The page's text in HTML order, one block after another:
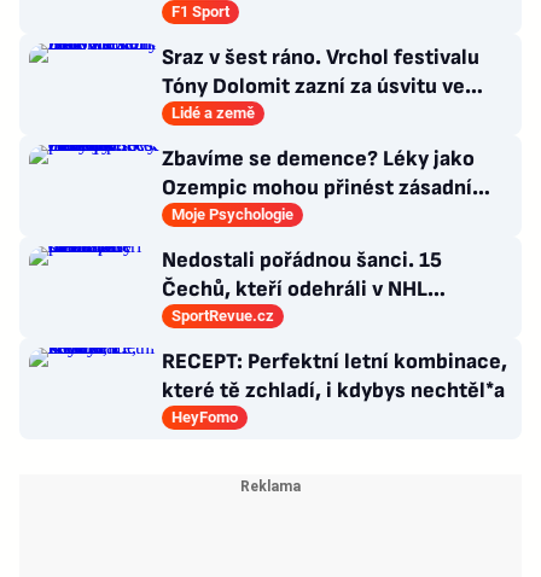
chlazením
F1 Sport
Sraz v šest ráno. Vrchol festivalu
Tóny Dolomit zazní za úsvitu ve
3000 metrech
Lidé a země
Zbavíme se demence? Léky jako
Ozempic mohou přinést zásadní
průlom v léčbě Alzheimerovy
choroby
Moje Psychologie
Nedostali pořádnou šanci. 15
Čechů, kteří odehráli v NHL
maximálně dva zápasy
SportRevue.cz
RECEPT: Perfektní letní kombinace,
které tě zchladí, i kdybys nechtěl*a
HeyFomo